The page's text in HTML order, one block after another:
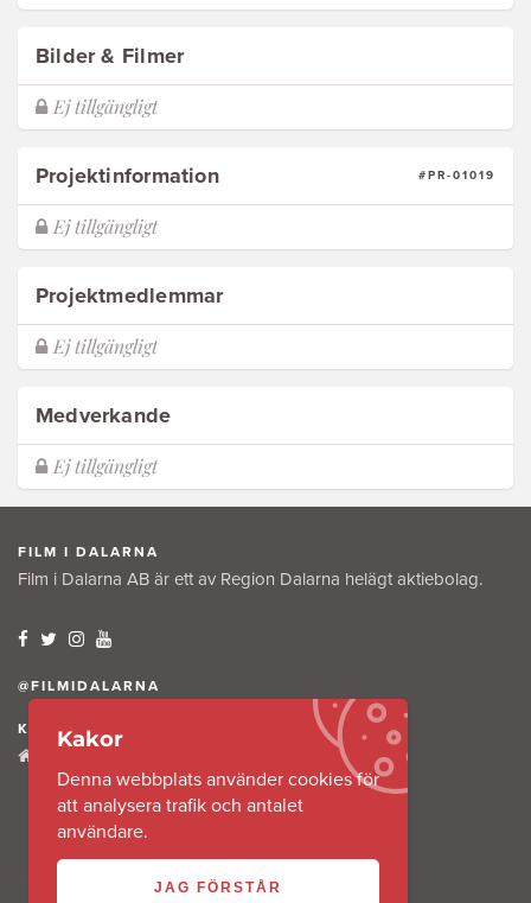
Bilder & Filmer
Projektinformation #PR-01019
Projektmedlemmar
Medverkande
FILM I DALARNA
Film i Dalarna AB är ett av Region Dalarna helägt aktiebolag.
@FILMIDALARNA
KONTAKTA OSS
791 31 Falun
Kakor
Denna webbplats använder cookies för
att analysera trafik och antalet
användare.
JAG FÖRSTÅR